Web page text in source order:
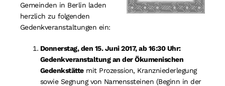
Gemeinden in Berlin laden
herzlich zu folgenden
Gedenkveranstaltungen ein:
Donnerstag, den 15. Juni 2017, ab 16:30 Uhr:
Gedenkveranstaltung an der Ökumenischen
Gedenkstättemit Prozession, Kranzniederlegung
sowie Segnung von Namenssteinen (Beginn in der